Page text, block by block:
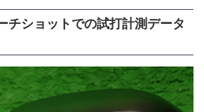
チショットでの試打計測データ